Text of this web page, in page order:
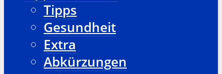
Tipps
Gesundheit
Extra
Abkürzungen